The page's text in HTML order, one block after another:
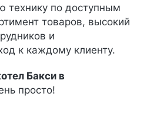
технику по доступным
товаров, высокий
и
к каждому клиенту.
Бакси в
просто!